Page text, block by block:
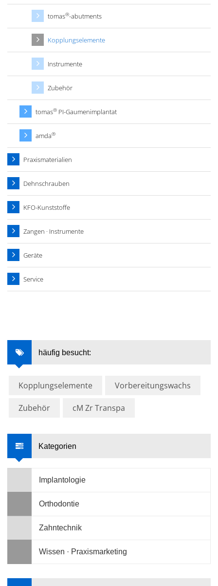
tomas®-abutments
Kopplungselemente
Instrumente
Zubehör
tomas® PI-Gaumenimplantat
amda®
Praxismaterialien
Dehnschrauben
KFO-Kunststoffe
Zangen · Instrumente
Geräte
Service
häufig besucht:
Kopplungselemente Vorbereitungswachs
Zubehör cM Zr Transpa
Kategorien
Implantologie
Orthodontie
Zahntechnik
Wissen · Praxismarketing